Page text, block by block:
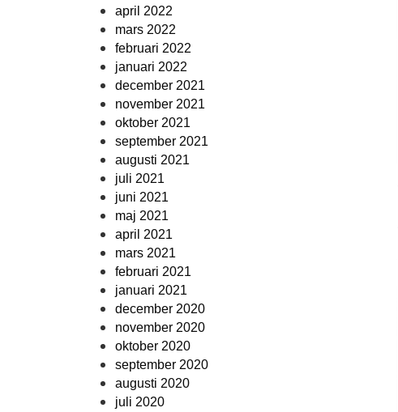
april 2022
mars 2022
februari 2022
januari 2022
december 2021
november 2021
oktober 2021
september 2021
augusti 2021
juli 2021
juni 2021
maj 2021
april 2021
mars 2021
februari 2021
januari 2021
december 2020
november 2020
oktober 2020
september 2020
augusti 2020
juli 2020